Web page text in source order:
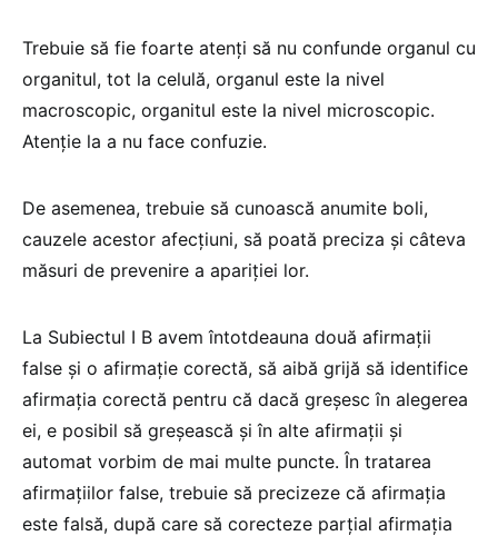
Trebuie să fie foarte atenți să nu confunde organul cu
organitul, tot la celulă, organul este la nivel
macroscopic, organitul este la nivel microscopic.
Atenție la a nu face confuzie.
De asemenea, trebuie să cunoască anumite boli,
cauzele acestor afecțiuni, să poată preciza și câteva
măsuri de prevenire a apariției lor.
La Subiectul I B avem întotdeauna două afirmații
false și o afirmație corectă, să aibă grijă să identifice
afirmația corectă pentru că dacă greșesc în alegerea
ei, e posibil să greșească și în alte afirmații și
automat vorbim de mai multe puncte. În tratarea
afirmațiilor false, trebuie să precizeze că afirmația
este falsă, după care să corecteze parțial afirmația